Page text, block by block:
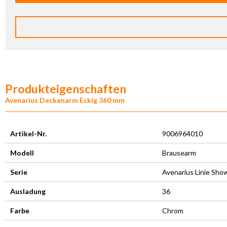
Produkteigenschaften
Avenarius Deckenarm Eckig 360 mm
Artikel-Nr. 9006964010
Modell Brausearm
Serie Avenarius Linie
Ausladung 36
Farbe Chrom